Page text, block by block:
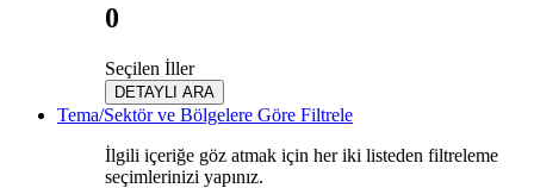
0
Seçilen İller
DETAYLI ARA
Tema/Sektör ve Bölgelere Göre Filtrele
İlgili içeriğe göz atmak için her iki listeden filtreleme
seçimlerinizi yapınız.